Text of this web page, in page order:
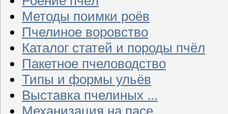
Методы поимки роёв
Пчелиное воровство
Каталог статей и породы пчёл
Пакетное пчеловодство
Типы и формы ульёв
Выставка пчелиных ...
Механизация на пасе...